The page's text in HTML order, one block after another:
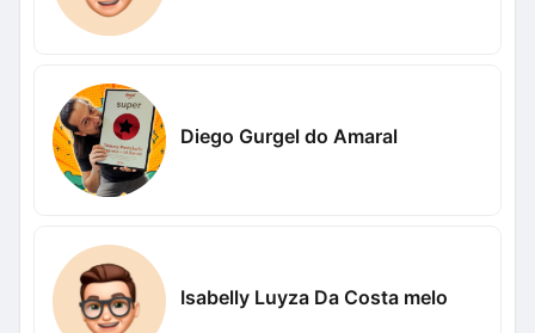
Diego Gurgel do Amaral
Isabelly Luyza Da Costa melo